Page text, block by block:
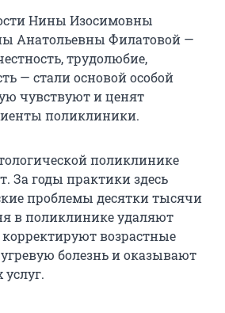
Нины Изосимовны
Анатольевны Филатовой —
трудолюбие,
— стали основой особой
чувствуют и ценят
поликлиники.
поликлинике
За годы практики здесь
проблемы десятки тысячи
в поликлинике удаляют
возрастные
болезнь и оказывают